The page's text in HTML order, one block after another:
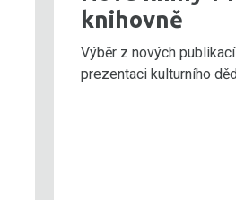
knihovně
Výběr z nových
prezentaci kulturního